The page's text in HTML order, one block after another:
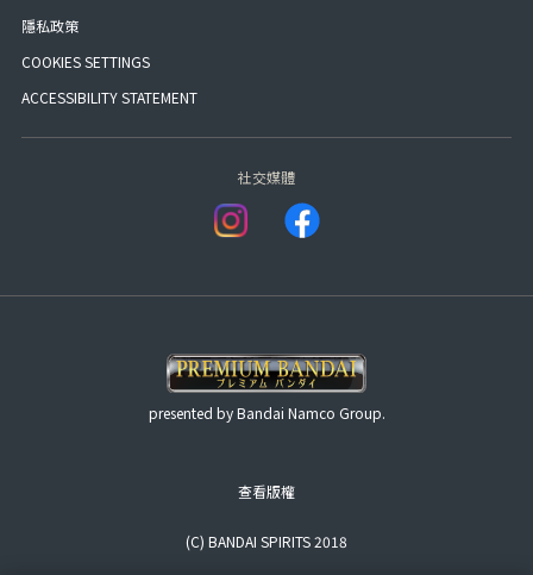
隱私政策
COOKIES SETTINGS
ACCESSIBILITY STATEMENT
社交媒體
presented by Bandai Namco Group.
查看版權
(C) BANDAI SPIRITS 2018